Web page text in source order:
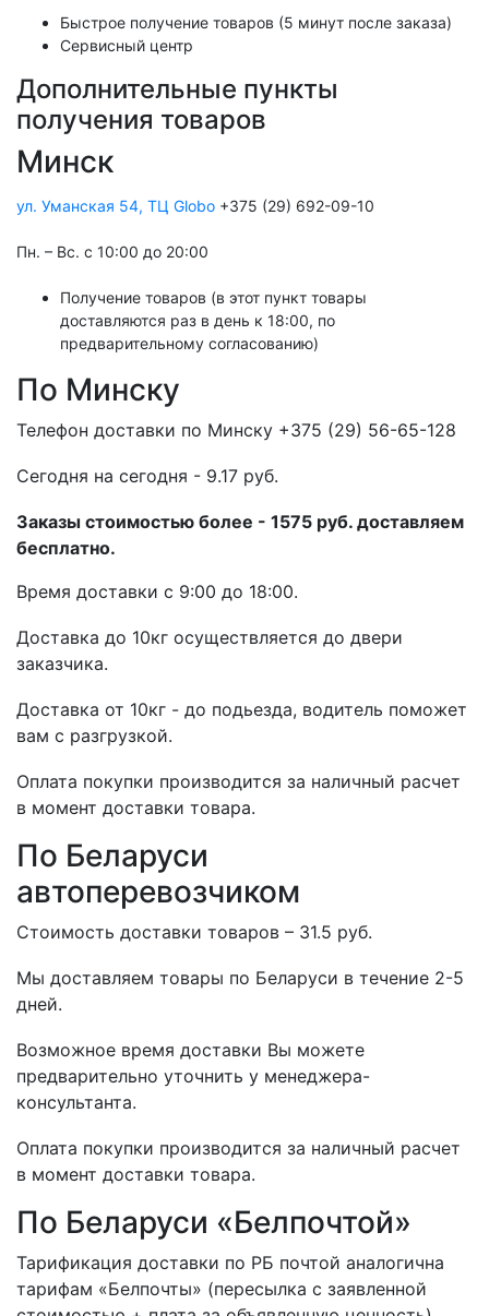
Быстрое получение товаров (5 минут после заказа)
Сервисный центр
Дополнительные пункты
получения товаров
Минск
ул. Уманская 54, ТЦ Globo +375 (29) 692-09-10
Пн. – Вс. с 10:00 до 20:00
Получение товаров (в этот пункт товары
доставляются раз в день к 18:00, по
предварительному согласованию)
По Минску
Телефон доставки по Минску +375 (29) 56-65-128
Cегодня на сегодня - 9.17 руб.
Заказы стоимостью более - 1575 руб. доставляем
бесплатно.
Время доставки с 9:00 до 18:00.
Доставка до 10кг осуществляется до двери
заказчика.
Доставка от 10кг - до подьезда, водитель поможет
вам с разгрузкой.
Оплата покупки производится за наличный расчет
в момент доставки товара.
По Беларуси
автоперевозчиком
Стоимость доставки товаров – 31.5 руб.
Мы доставляем товары по Беларуси в течение 2-5
дней.
Возможное время доставки Вы можете
предварительно уточнить у менеджера-
консультанта.
Оплата покупки производится за наличный расчет
в момент доставки товара.
По Беларуси «Белпочтой»
Тарификация доставки по РБ почтой аналогична
тарифам «Белпочты» (пересылка с заявленной